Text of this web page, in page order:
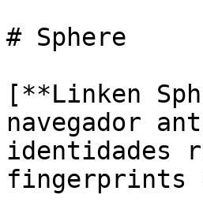
# Sphere
[**Linken
navegador
identidades
fingerprints